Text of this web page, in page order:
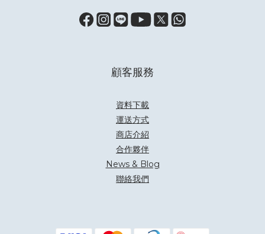
顧客服務
資料下載
運送方式
商店介紹
合作夥伴
News & Blog
聯絡我們